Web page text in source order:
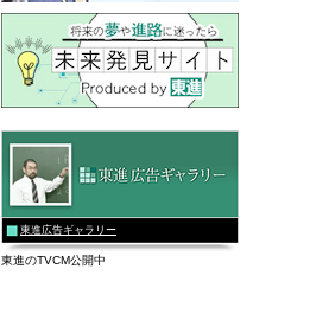
東進広告ギャラリー
東進のTVCM公開中